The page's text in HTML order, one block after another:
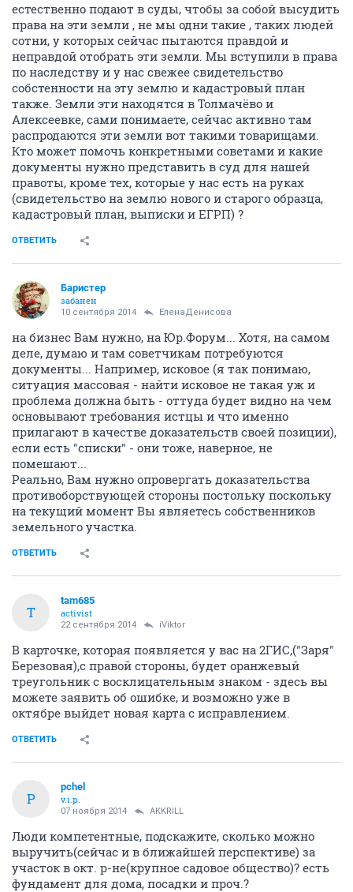
естественно подают в суды, чтобы за собой высудить
права на эти земли , не мы одни такие , таких людей
сотни, у которых сейчас пытаются правдой и
неправдой отобрать эти земли. Мы вступили в права
по наследству и у нас свежее свидетельство
собстенности на эту землю и кадастровый план
также. Земли эти находятся в Толмачёво и
Алексеевке, сами понимаете, сейчас активно там
распродаются эти земли вот такими товарищами.
Кто может помочь конкретными советами и какие
документы нужно представить в суд для нашей
правоты, кроме тех, которые у нас есть на руках
(свидетельство на землю нового и старого образца,
кадастровый план, выписки и ЕГРП) ?
ОТВЕТИТЬ
Баристер
забанен
10 сентября 2014 ЕленаДенисова
на бизнес Вам нужно, на Юр.Форум... Хотя, на самом
деле, думаю и там советчикам потребуются
документы... Например, исковое (я так понимаю,
ситуация массовая - найти исковое не такая уж и
проблема должна быть - оттуда будет видно на чем
основывают требования истцы и что именно
прилагают в качестве доказательств своей позиции),
если есть "списки" - они тоже, наверное, не
помешают...
Реально, Вам нужно опровергать доказательства
противоборствующей стороны постольку поскольку
на текущий момент Вы являетесь собственников
земельного участка.
ОТВЕТИТЬ
T
tam685
activist
22 сентября 2014 iViktor
В карточке, которая появляется у вас на 2ГИС,("Заря"
Березовая),с правой стороны, будет оранжевый
треугольник с восклицательным знаком - здесь вы
можете заявить об ошибке, и возможно уже в
октябре выйдет новая карта с исправлением.
ОТВЕТИТЬ
P
pchel
v.i.p.
07 ноября 2014 AKKRILL
Люди компетентные, подскажите, сколько можно
выручить(сейчас и в ближайшей перспективе) за
участок в окт. р-не(крупное садовое общество)? есть
фундамент для дома, посадки и проч.?